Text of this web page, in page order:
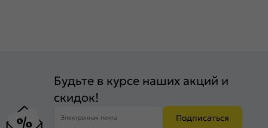
Будьте в курсе наших акций и
скидок!
Электронная почта Подписаться